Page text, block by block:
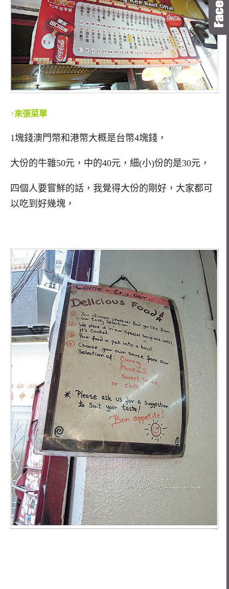
↑來張菜單
1塊錢澳門幣和港幣大概是台幣4塊錢，
大份的牛雜50元，中的40元，細(小)份的是30元，
四個人要嘗鮮的話，我覺得大份的剛好，大家都可
以吃到好幾塊，